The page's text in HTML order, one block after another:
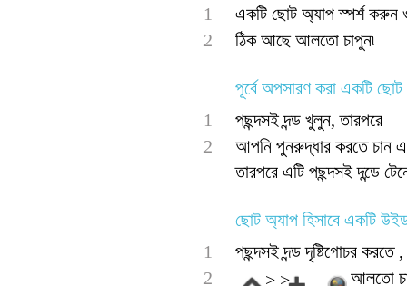
1
একটি ছোট অ্যাপ স্পর্শ করুন
2
ঠিক আছে আলতো চাপুন৷
পূর্বে অপসারণ করা একটি
1
পছন্দসই দন্ড খুলুন, তারপরে
2
আপনি পুনরুদ্ধার করতে চান
তারপরে এটি পছন্দসই দন্ডে
ছোট অ্যাপ হিসাবে একটি
1
পছন্দসই দন্ড দৃষ্টিগোচর করতে ,
2
> > আলতো